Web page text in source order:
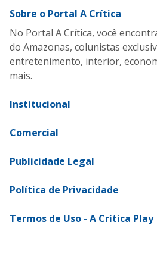
Sobre o Portal A Crítica
No Portal A Crítica, você
do Amazonas, colunistas
entretenimento, interior,
mais.
Institucional
Comercial
Publicidade Legal
Política de Privacidade
Termos de Uso - A Crítica Play